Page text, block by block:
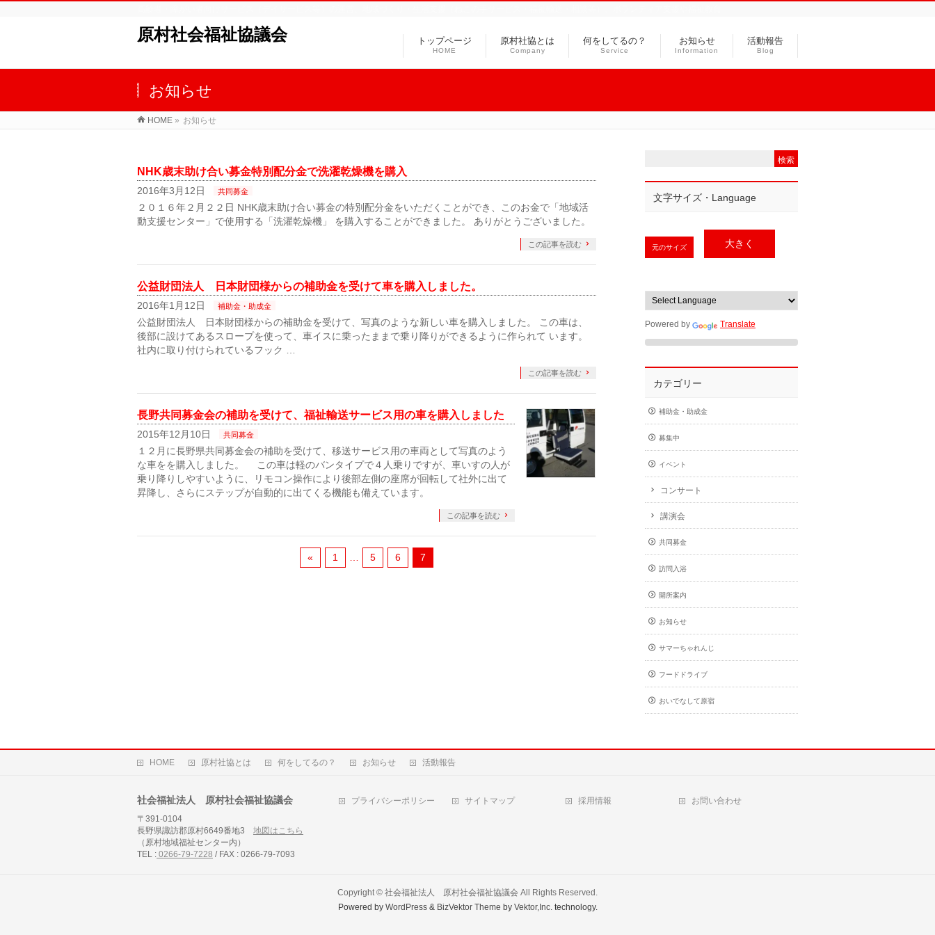
原村社会福祉協議会 トップページ
HOME
原村社協とは
Company
何をしてるの？
Service
お知らせ
Information
活動報告
Blog
お知らせ
HOME » お知らせ
NHK歳末助け合い募金特別配分金で洗濯乾燥機を購入
2016年3月12日 共同募金
２０１６年２月２２日 NHK歳末助け合い募金の特別配分金をいただくことができ、このお金で「地域活
動支援センター」で使用する「洗濯乾燥機」 を購入することができました。 ありがとうございました。
この記事を読む
公益財団法人 日本財団様からの補助金を受けて車を購入しました。
2016年1月12日 補助金・助成金
公益財団法人 日本財団様からの補助金を受けて、写真のような新しい車を購入しました。 この車は、
後部に設けてあるスロープを使って、車イスに乗ったままで乗り降りができるように作られて います。
社内に取り付けられているフック …
この記事を読む
長野共同募金会の補助を受けて、福祉輸送サービス用の車を購入しました
2015年12月10日 共同募金
１２月に長野県共同募金会の補助を受けて、移送サービス用の車両として写真のよう
な車をを購入しました。 この車は軽のバンタイプで４人乗りですが、車いすの人が
乗り降りしやすいように、リモコン操作により後部左側の座席が回転して社外に出て
昇降し、さらにステップが自動的に出てくる機能も備えています。
この記事を読む
« 1 … 5 6 7
文字サイズ・Language
元のサイズ 大きく
Powered by Translate
カテゴリー
補助金・助成金
募集中
イベント
コンサート
講演会
共同募金
訪問入浴
開所案内
お知らせ
サマーちゃれんじ
フードドライブ
おいでなして原宿
HOME 原村社協とは 何をしてるの？ お知らせ 活動報告
社会福祉法人 原村社会福祉協議会
〒391-0104
長野県諏訪郡原村6649番地3 地図はこちら
（原村地域福祉センター内）
TEL : 0266-79-7228 / FAX : 0266-79-7093
プライバシーポリシー サイトマップ 採用情報 お問い合わせ
Copyright © 社会福祉法人 原村社会福祉協議会 All Rights Reserved.
Powered by WordPress& BizVektor Theme by Vektor,Inc.technology.